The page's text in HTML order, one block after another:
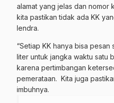
alamat yang jelas dan nomor
kita pastikan tidak ada KK
Iendra.
“Setiap KK hanya bisa
liter untuk jangka waktu satu
karena pertimbangan
pemerataan. Kita juga
imbuhnya.